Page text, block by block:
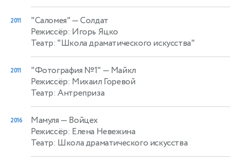
2011 "Саломея" — Солдат
Режиссёр: Игорь Яцко
Театр: "Школа драматического искусства"
2011 "Фотография №1" — Майкл
Режиссёр: Михаил Горевой
Театр: Антреприза
2016 Мамуля — Войцех
Режиссёр: Елена Невежина
Театр: Школа драматического искусства